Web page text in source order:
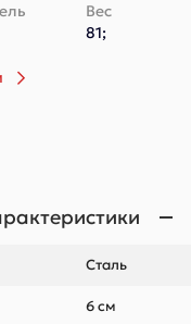
Вес
81;
Сталь
6 см